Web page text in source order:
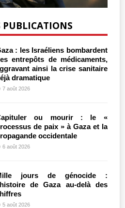
PUBLICATIONS
: les Israéliens bombardent
entrepôts de médicaments,
ainsi la crise sanitaire
dramatique
7 août 2026
ou mourir : le «
de paix » à Gaza et la
occidentale
6 août 2026
jours de génocide :
de Gaza au-delà des
5 août 2026